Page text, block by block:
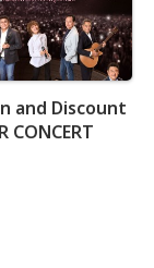
and Discount
CONCERT